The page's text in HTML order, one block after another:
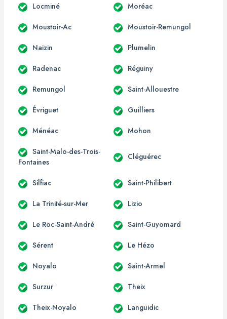
Locminé Moréac
Moustoir-Ac Moustoir-Remungol
Naizin Plumelin
Radenac Réguiny
Remungol Saint-Allouestre
Évriguet Guilliers
Ménéac Mohon
Saint-Malo-des-Trois-
Fontaines
Cléguérec
Silfiac Saint-Philibert
La Trinité-sur-Mer Lizio
Le Roc-Saint-André Saint-Guyomard
Sérent Le Hézo
Noyalo Saint-Armel
Surzur Theix
Theix-Noyalo Languidic